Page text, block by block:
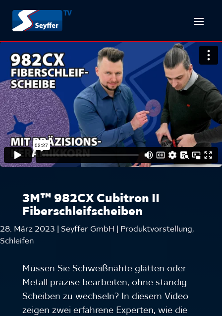
3M™ 982CX Cubitron II
Fiberschleifscheiben
28. März 2023 | Seyffer GmbH | Produktvorstellung,
Schleifen
Müssen Sie Schweißnähte glätten oder
Metall präzise bearbeiten, ohne ständig
Scheiben zu wechseln? In diesem Video
zeigen zwei erfahrene Experten, wie die